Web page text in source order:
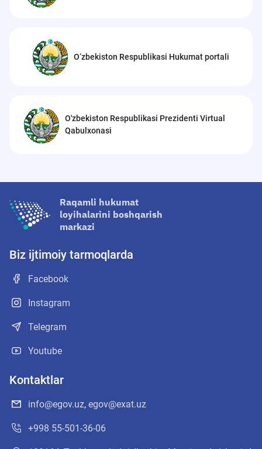
O‘zbekiston Respublikasi Hukumat portali
O'zbekiston Respublikasi Prezidenti Virtual
Qabulxonasi
Raqamli hukumat
loyihalarini boshqarish
markazi
Biz ijtimoiy tarmoqlarda
Facebook
Instagram
Telegram
Youtube
Kontaktlar
info@egov.uz, egov@exat.uz
+998 55-501-36-06